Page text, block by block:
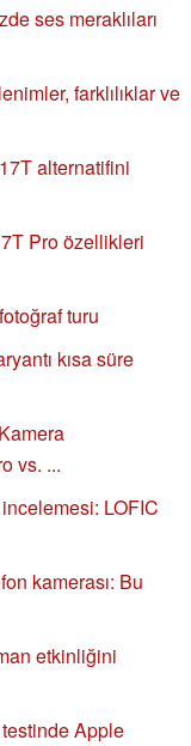
ses meraklıları
farklılıklar ve
alternatifini
Pro özellikleri
turu
kısa süre
vs. ...
LOFIC
kamerası: Bu
etkinliğini
Apple